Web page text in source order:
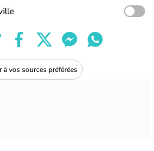
à vos sources préférées